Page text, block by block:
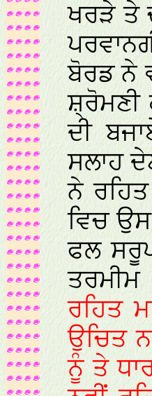
ਖਰੜੇ ਤੇ
ਬੋਰਡ ਨੇ
ਸ਼੍ਰੋਮਣੀ
ਦੀ
ਸਲਾਹ
ਨੇ
ਵਿਚ ਉਸ
ਫਲ
ਰਹਿਤ
ਉਚਿਤ
ਨੂੰ ਤੇ